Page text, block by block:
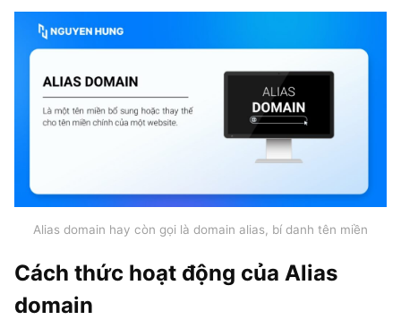
Alias domain hay còn gọi là domain alias, bí danh tên miền
Cách thức hoạt động của Alias
domain